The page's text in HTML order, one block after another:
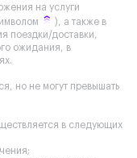
на услуги
), а также в
поездки/доставки,
ожидания, в
но не могут превышать
в следующих